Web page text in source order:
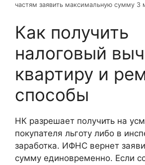
частям заявить максимальную сумму 3
Как получить
налоговый
квартиру и
способы
НК разрешает получить на
покупателя льготу либо в
заработка. ИФНС вернет
сумму единовременно. Если